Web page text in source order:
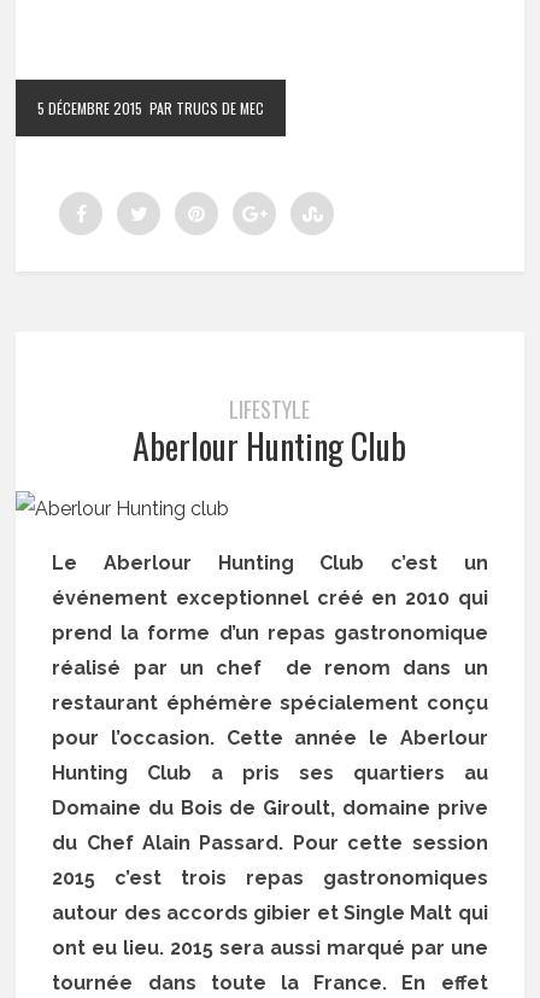
5 DÉCEMBRE 2015 PAR TRUCS DE MEC
LIFESTYLE
Aberlour Hunting Club
Le Aberlour Hunting Club c’est un
événement exceptionnel créé en 2010 qui
prend la forme d’un repas gastronomique
réalisé par un chef de renom dans un
restaurant éphémère spécialement conçu
pour l’occasion. Cette année le Aberlour
Hunting Club a pris ses quartiers au
Domaine du Bois de Giroult, domaine prive
du Chef Alain Passard. Pour cette session
2015 c’est trois repas gastronomiques
autour des accords gibier et Single Malt qui
ont eu lieu. 2015 sera aussi marqué par une
tournée dans toute la France. En effet